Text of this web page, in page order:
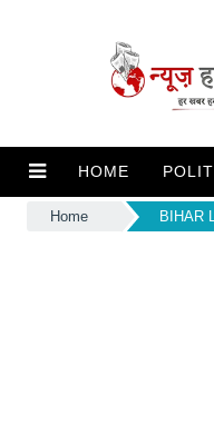
HOME
Home BIHAR